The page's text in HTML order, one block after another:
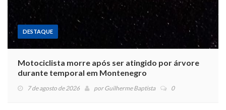
DESTAQUE
Motociclista morre após ser atingido por árvore
durante temporal em Montenegro
7 de agosto de 2026 porGuilherme Baptista 0